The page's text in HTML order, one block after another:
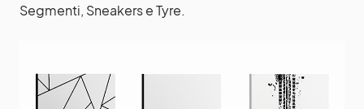
Segmenti, Sneakers e Tyre.